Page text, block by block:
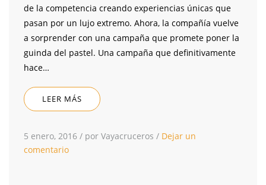
de la competencia creando experiencias únicas que
pasan por un lujo extremo. Ahora, la compañía vuelve
a sorprender con una campaña que promete poner la
guinda del pastel. Una campaña que definitivamente
hace…
LEER MÁS
5 enero, 2016 / por Vayacruceros / Dejar un
comentario